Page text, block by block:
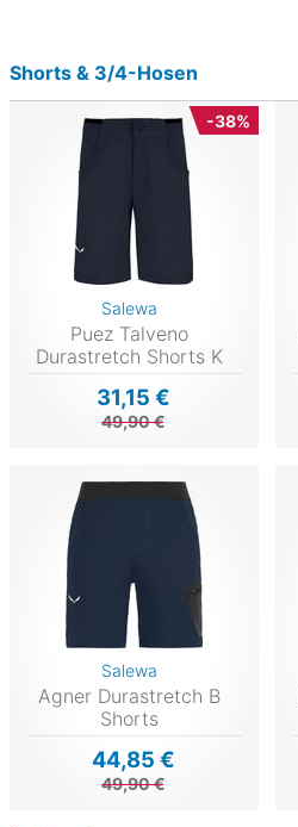
Shorts & 3/4-Hosen
-38%
Salewa
Puez Talveno
Durastretch Shorts K
31,15 €
49,90 €
Salewa
Agner Durastretch B
Shorts
44,85 €
49,90 €